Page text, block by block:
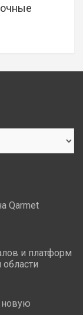
Qarmet
и платформ
новую